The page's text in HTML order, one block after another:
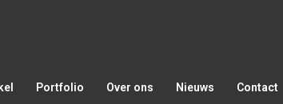
Portfolio Over ons Nieuws Contact